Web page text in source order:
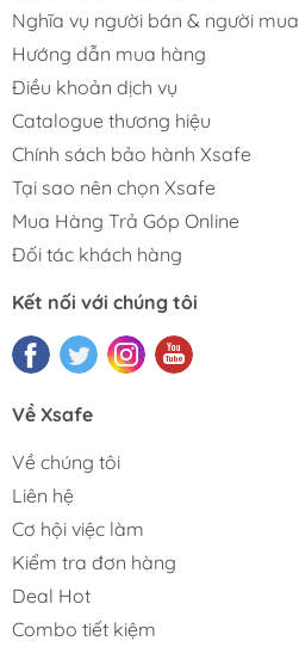
Nghĩa vụ người bán & người mua
Hướng dẫn mua hàng
Điều khoản dịch vụ
Catalogue thương hiệu
Chính sách bảo hành Xsafe
Tại sao nên chọn Xsafe
Mua Hàng Trả Góp Online
Đối tác khách hàng
Kết nối với chúng tôi
Về Xsafe
Về chúng tôi
Liên hệ
Cơ hội việc làm
Kiểm tra đơn hàng
Deal Hot
Combo tiết kiệm